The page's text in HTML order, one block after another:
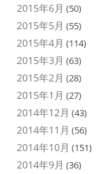
2015年6月 (50)
2015年5月 (55)
2015年4月 (114)
2015年3月 (63)
2015年2月 (28)
2015年1月 (27)
2014年12月 (43)
2014年11月 (56)
2014年10月 (151)
2014年9月 (36)